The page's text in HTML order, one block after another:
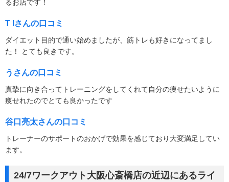
るお店です！
T Iさんの口コミ
ダイエット目的で通い始めましたが、筋トレも好きになってまし
た！ とても良きです。
うさんの口コミ
真摯に向き合ってトレーニングをしてくれて自分の痩せたいように
痩せれたのでとても良かったです
谷口亮太さんの口コミ
トレーナーのサポートのおかげで効果を感じており大変満足してい
ます。
24/7ワークアウト大阪心斎橋店の近辺にあるライ